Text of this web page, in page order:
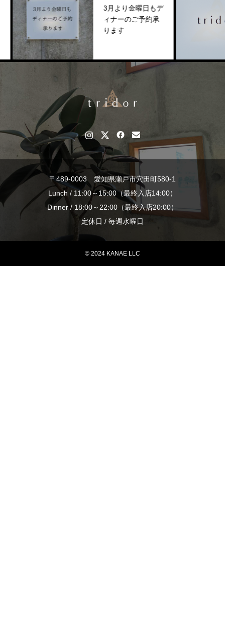
3月より金曜日もデ
ィナーのご予約承
ります
〒489-0003 愛知県瀬戸市穴田町580-1
Lunch / 11:00～15:00（最終入店14:00）
Dinner / 18:00～22:00（最終入店20:00）
定休日 / 毎週水曜日
© 2024 KANAE LLC